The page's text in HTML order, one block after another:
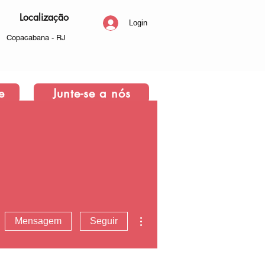
Localização
Copacabana - RJ
Login
Junte-se a nós
Mensagem Seguir